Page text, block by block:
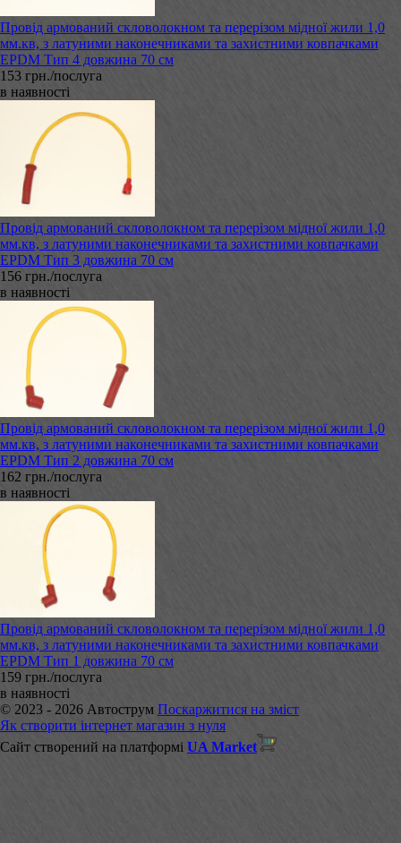
Провід армований скловолокном та перерізом мідної жили 1,0
мм.кв, з латуними наконечниками та захистними ковпачками
EPDM Тип 4 довжина 70 см
153 грн./послуга
в наявності
Провід армований скловолокном та перерізом мідної жили 1,0
мм.кв, з латуними наконечниками та захистними ковпачками
EPDM Тип 3 довжина 70 см
156 грн./послуга
в наявності
Провід армований скловолокном та перерізом мідної жили 1,0
мм.кв, з латуними наконечниками та захистними ковпачками
EPDM Тип 2 довжина 70 см
162 грн./послуга
в наявності
Провід армований скловолокном та перерізом мідної жили 1,0
мм.кв, з латуними наконечниками та захистними ковпачками
EPDM Тип 1 довжина 70 см
159 грн./послуга
в наявності
© 2023 - 2026 Автострум Поскаржитися на зміст
Як створити інтернет магазин з нуля
Сайт створений на платформі UA Market